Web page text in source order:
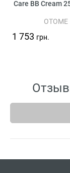
Care BB Cream
OTOME
1 753 грн.